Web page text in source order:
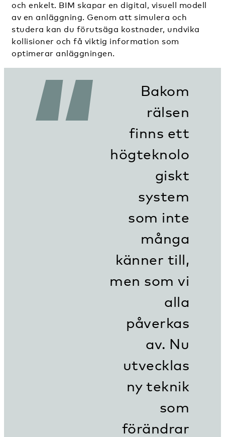
och enkelt. BIM skapar en digital, visuell modell
av en anläggning. Genom att simulera och
studera kan du förutsäga kostnader, undvika
kollisioner och få viktig information som
optimerar anläggningen.
Bakom
rälsen
finns ett
högteknolo
giskt
system
som inte
många
känner till,
men som vi
alla
påverkas
av. Nu
utvecklas
ny teknik
som
förändrar